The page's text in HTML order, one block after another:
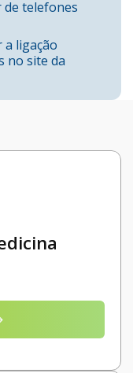
de telefones
a ligação
no site da